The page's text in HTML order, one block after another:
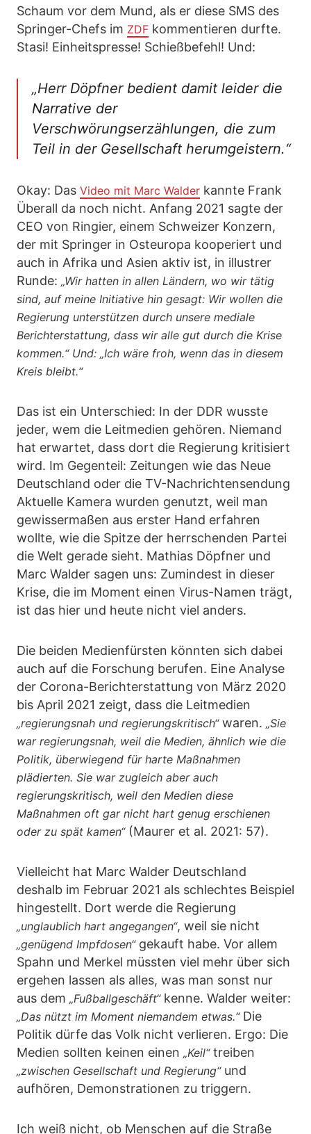
Schaum vor dem Mund, als er diese SMS des
Springer-Chefs im ZDF kommentieren durfte.
Stasi! Einheitspresse! Schießbefehl! Und:
„Herr Döpfner bedient damit leider die
Narrative der
Verschwörungserzählungen, die zum
Teil in der Gesellschaft herumgeistern.“
Okay: Das Video mit Marc Walder kannte Frank
Überall da noch nicht. Anfang 2021 sagte der
CEO von Ringier, einem Schweizer Konzern,
der mit Springer in Osteuropa kooperiert und
auch in Afrika und Asien aktiv ist, in illustrer
Runde: „Wir hatten in allen Ländern, wo wir tätig
sind, auf meine Initiative hin gesagt: Wir wollen die
Regierung unterstützen durch unsere mediale
Berichterstattung, dass wir alle gut durch die Krise
kommen.“ Und: „Ich wäre froh, wenn das in diesem
Kreis bleibt.“
Das ist ein Unterschied: In der DDR wusste
jeder, wem die Leitmedien gehören. Niemand
hat erwartet, dass dort die Regierung kritisiert
wird. Im Gegenteil: Zeitungen wie das Neue
Deutschland oder die TV-Nachrichtensendung
Aktuelle Kamera wurden genutzt, weil man
gewissermaßen aus erster Hand erfahren
wollte, wie die Spitze der herrschenden Partei
die Welt gerade sieht. Mathias Döpfner und
Marc Walder sagen uns: Zumindest in dieser
Krise, die im Moment einen Virus-Namen trägt,
ist das hier und heute nicht viel anders.
Die beiden Medienfürsten könnten sich dabei
auch auf die Forschung berufen. Eine Analyse
der Corona-Berichterstattung von März 2020
bis April 2021 zeigt, dass die Leitmedien
„regierungsnah und regierungskritisch“waren. „Sie
war regierungsnah, weil die Medien, ähnlich wie die
Politik, überwiegend für harte Maßnahmen
plädierten. Sie war zugleich aber auch
regierungskritisch, weil den Medien diese
Maßnahmen oft gar nicht hart genug erschienen
oder zu spät kamen“ (Maurer et al. 2021: 57).
Vielleicht hat Marc Walder Deutschland
deshalb im Februar 2021 als schlechtes Beispiel
hingestellt. Dort werde die Regierung
„unglaublich hart angegangen“, weil sie nicht
„genügend Impfdosen“gekauft habe. Vor allem
Spahn und Merkel müssten viel mehr über sich
ergehen lassen als alles, was man sonst nur
aus dem „Fußballgeschäft“kenne. Walder weiter:
„Das nützt im Moment niemandem etwas.“Die
Politik dürfe das Volk nicht verlieren. Ergo: Die
Medien sollten keinen einen „Keil“treiben
„zwischen Gesellschaft und Regierung“und
aufhören, Demonstrationen zu triggern.
Ich weiß nicht, ob Menschen auf die Straße